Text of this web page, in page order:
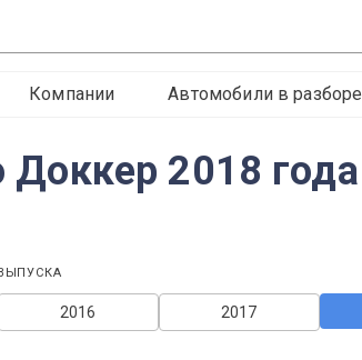
Компании Автомобили в разборе
Доккер 2018 года
2017
2016